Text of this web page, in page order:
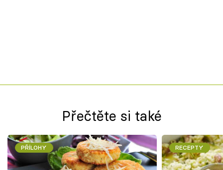
Přečtěte si také
PŘÍLOHY RECEPTY